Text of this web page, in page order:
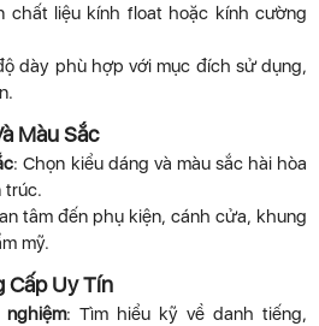
chất liệu kính float hoặc kính cường
dày phù hợp với mục đích sử dụng,
Màu Sắc
: Chọn kiểu dáng và màu sắc hài hòa
trúc.
tâm đến phụ kiện, cánh cửa, khung
mỹ.
Cấp Uy Tín
: Tìm hiểu kỹ về danh tiếng,